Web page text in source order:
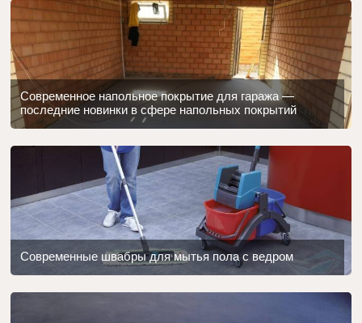
Современное напольное покрытие для гаража —
последние новинки в сфере напольных покрытий
Современные швабры для мытья пола с ведром